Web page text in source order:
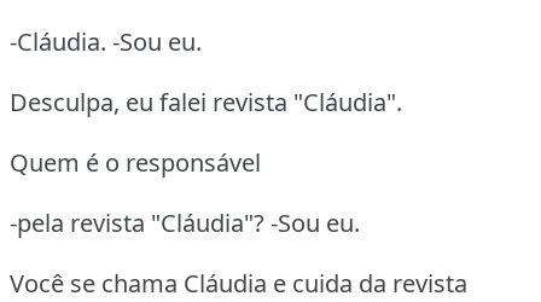
-Cláudia. -Sou eu.
Desculpa, eu falei revista "Cláudia".
Quem é o responsável
-pela revista "Cláudia"? -Sou eu.
Você se chama Cláudia e cuida da revista